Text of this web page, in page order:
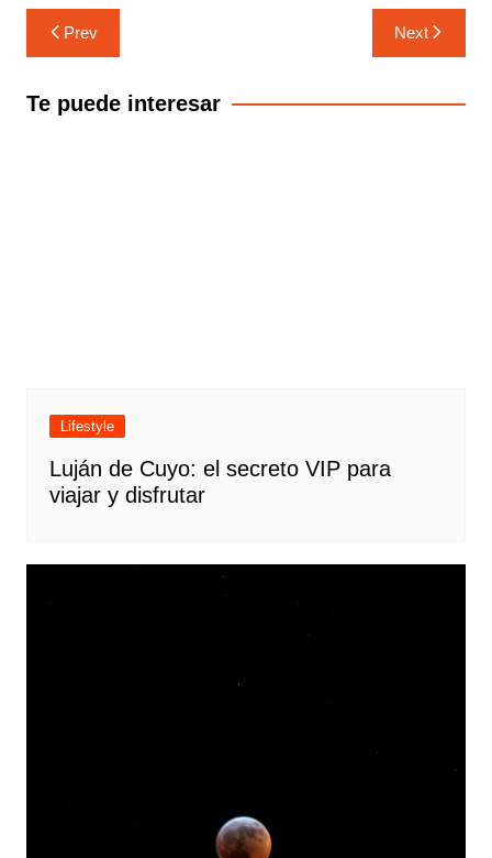
Navegación
de
entradas
Prev Next
Te puede interesar
Lifestyle
Luján de Cuyo: el secreto VIP para
viajar y disfrutar